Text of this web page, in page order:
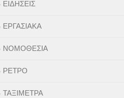
ΕΙΔΗΣΕΙΣ
ΕΡΓΑΣΙΑΚΑ
ΝΟΜΟΘΕΣΙΑ
ΡΕΤΡΟ
ΤΑΞΙΜΕΤΡΑ